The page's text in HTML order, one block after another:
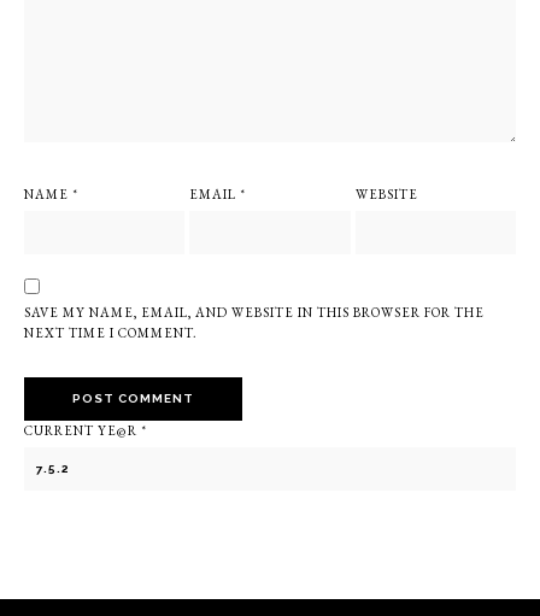
NAME * EMAIL * WEBSITE
SAVE MY NAME, EMAIL, AND WEBSITE IN THIS BROWSER FOR THE
NEXT TIME I COMMENT.
CURRENT YE@R *